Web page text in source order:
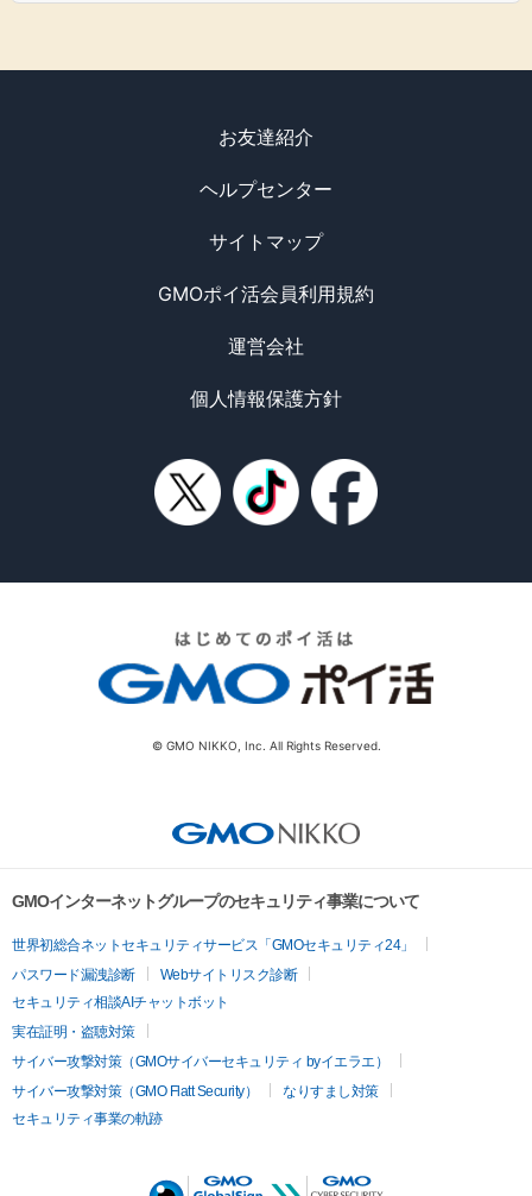
お友達紹介
ヘルプセンター
サイトマップ
GMOポイ活会員利用規約
運営会社
個人情報保護方針
© GMO NIKKO, Inc. All Rights Reserved.
GMOインターネットグループのセキュリティ事業について
世界初総合ネットセキュリティサービス「GMOセキュリティ24」
パスワード漏洩診断
Webサイトリスク診断
セキュリティ相談AIチャットボット
実在証明・盗聴対策
サイバー攻撃対策（GMOサイバーセキュリティ byイエラエ）
サイバー攻撃対策（GMO Flatt Security）
なりすまし対策
セキュリティ事業の軌跡